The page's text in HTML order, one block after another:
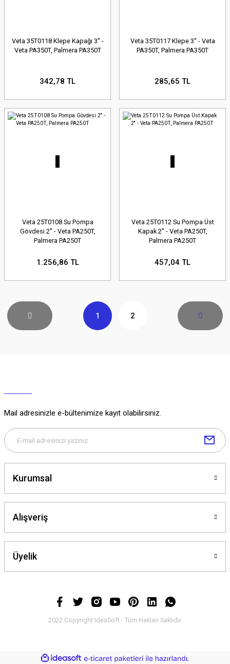
Veta 35T0118 Klepe Kapağı 3'' -
Veta PA350T, Palmera PA350T
342,78 TL
Veta 35T0117 Klepe 3'' - Veta
PA350T, Palmera PA350T
285,65 TL
Veta 25T0108 Su Pompa
Gövdesi 2'' - Veta PA250T,
Palmera PA250T
1.256,86 TL
Veta 25T0112 Su Pompa Üst
Kapak 2'' - Veta PA250T,
Palmera PA250T
457,04 TL
1 2
Mail adresinizle e-bültenimize kayıt olabilirsiniz.
Kurumsal
Alışveriş
Üyelik
2022 Copyright IdeaSoft - Tüm Hakları Saklıdır.
ideasoft
e-